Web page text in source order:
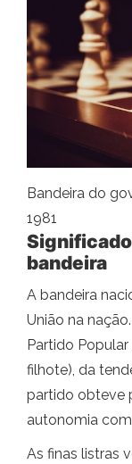
Bandeira do
1981
bandeira
A bandeira
União na
Partido
filhote), da
partido obteve
autonomia
As finas listras